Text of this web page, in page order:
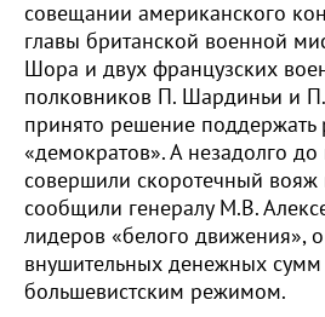
совещании американского
главы британской военной
Шора и двух французских
полковников П. Шардиньи и
принято решение поддержать
«демократов». А незадолго
совершили скоротечный вояж
сообщили генералу М.В.
лидеров «белого движения»,
внушительных денежных
большевистским режимом.